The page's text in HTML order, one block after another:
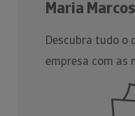
Maria Marcos
Descubra tudo o
empresa com as